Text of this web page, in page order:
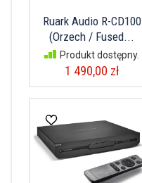
Ruark Audio R-CD100
(Orzech / Fused...
Produkt dostępny.
1 490,00 zł